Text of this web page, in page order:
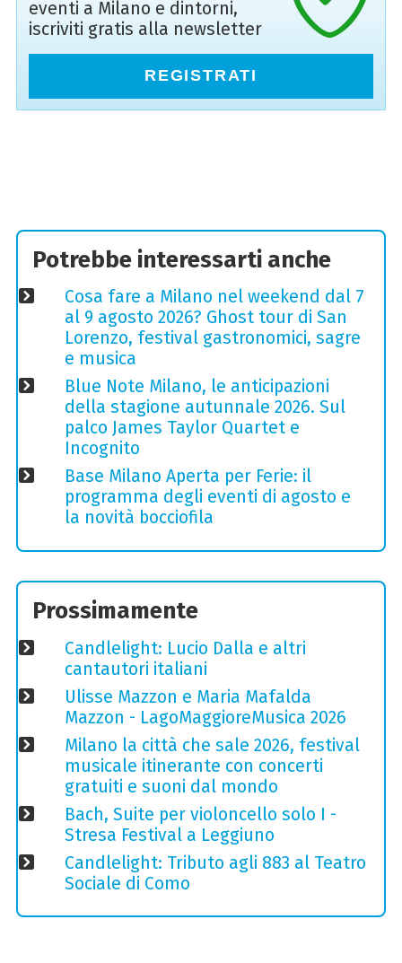
eventi a Milano e dintorni,
iscriviti gratis alla newsletter
REGISTRATI
Potrebbe interessarti anche
Cosa fare a Milano nel weekend dal 7
al 9 agosto 2026? Ghost tour di San
Lorenzo, festival gastronomici, sagre
e musica
Blue Note Milano, le anticipazioni
della stagione autunnale 2026. Sul
palco James Taylor Quartet e
Incognito
Base Milano Aperta per Ferie: il
programma degli eventi di agosto e
la novità bocciofila
Prossimamente
Candlelight: Lucio Dalla e altri
cantautori italiani
Ulisse Mazzon e Maria Mafalda
Mazzon - LagoMaggioreMusica 2026
Milano la città che sale 2026, festival
musicale itinerante con concerti
gratuiti e suoni dal mondo
Bach, Suite per violoncello solo I -
Stresa Festival a Leggiuno
Candlelight: Tributo agli 883 al Teatro
Sociale di Como